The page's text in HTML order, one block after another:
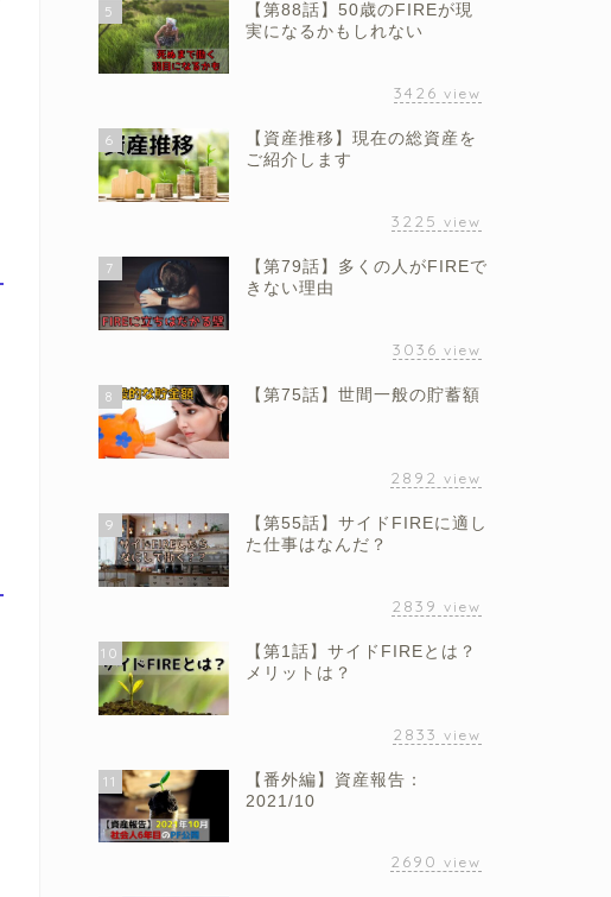
5
【第88話】50歳のFIREが現
実になるかもしれない
3426 view
6
【資産推移】現在の総資産を
ご紹介します
3225 view
7
【第79話】多くの人がFIREで
きない理由
3036 view
8 【第75話】世間一般の貯蓄額
2892 view
9
【第55話】サイドFIREに適し
た仕事はなんだ？
2839 view
10
【第1話】サイドFIREとは？
メリットは？
2833 view
11
【番外編】資産報告：
2021/10
2690 view